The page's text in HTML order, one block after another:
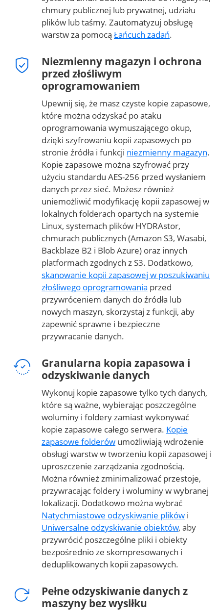
chmury publicznej lub prywatnej, udziału
plików lub taśmy. Zautomatyzuj obsługę
warstw za pomocą Łańcuch zadań.
Niezmienny magazyn i ochrona
przed złośliwym
oprogramowaniem
Upewnij się, że masz czyste kopie zapasowe,
które można odzyskać po ataku
oprogramowania wymuszającego okup,
dzięki szyfrowaniu kopii zapasowych po
stronie źródła i funkcji niezmienny magazyn.
Kopie zapasowe można szyfrować przy
użyciu standardu AES-256 przed wysłaniem
danych przez sieć. Możesz również
uniemożliwić modyfikację kopii zapasowej w
lokalnych folderach opartych na systemie
Linux, systemach plików HYDRAstor,
chmurach publicznych (Amazon S3, Wasabi,
Backblaze B2 i Blob Azure) oraz innych
platformach zgodnych z S3. Dodatkowo,
skanowanie kopii zapasowej w poszukiwaniu
złośliwego oprogramowania przed
przywróceniem danych do źródła lub
nowych maszyn, skorzystaj z funkcji, aby
zapewnić sprawne i bezpieczne
przywracanie danych.
Granularna kopia zapasowa i
odzyskiwanie danych
Wykonuj kopie zapasowe tylko tych danych,
które są ważne, wybierając poszczególne
woluminy i foldery zamiast wykonywać
kopie zapasowe całego serwera. Kopie
zapasowe folderów umożliwiają wdrożenie
obsługi warstw w tworzeniu kopii zapasowej i
uproszczenie zarządzania zgodnością.
Można również zminimalizować przestoje,
przywracając foldery i woluminy w wybranej
lokalizacji. Dodatkowo można wybrać
Natychmiastowe odzyskiwanie plików i
Uniwersalne odzyskiwanie obiektów, aby
przywrócić poszczególne pliki i obiekty
bezpośrednio ze skompresowanych i
deduplikowanych kopii zapasowych.
Pełne odzyskiwanie danych z
maszyny bez wysiłku